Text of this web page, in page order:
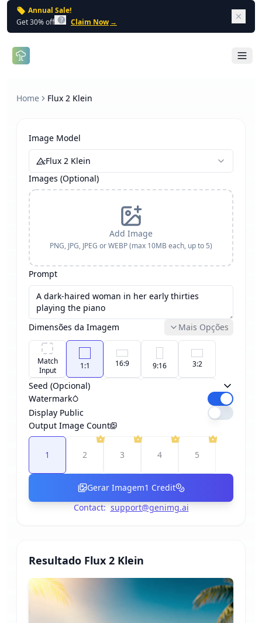
Annual Sale!
Get 30% off
Claim Now →
Open
Home Flux 2 Klein
Image Model
Flux 2 Klein
Images (Optional)
Add Image
PNG, JPG, JPEG or WEBP (max 10MB each, up to 5)
Prompt
Dimensões da Imagem Mais Opções
Match
Input
1:1 16:9 9:16 3:2
2:3
21:9
Seed (Opcional)
Watermark
Display Public
Output Image Count
1 2 3 4 5
Gerar Imagem1 Credit
Contact: support@genimg.ai
Resultado Flux 2 Klein